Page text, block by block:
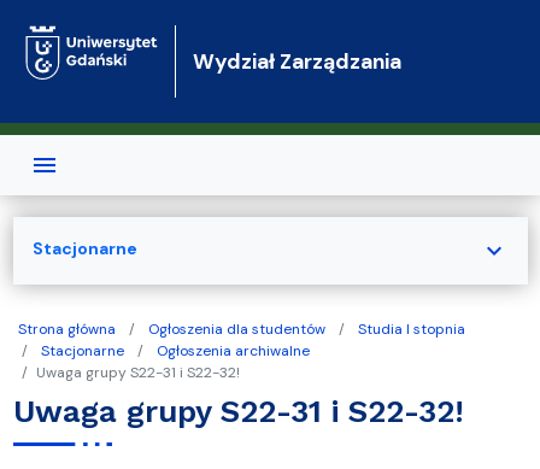
Wydział Zarządzania
Strona główna Ogłoszenia dla studentów
Studia I stopnia
Stacjonarne
Ogłoszenia archiwalne
Uwaga grupy S22-31 i S22-32!
Uwaga grupy S22-31 i S22-32!
Stacjonarne expand_more